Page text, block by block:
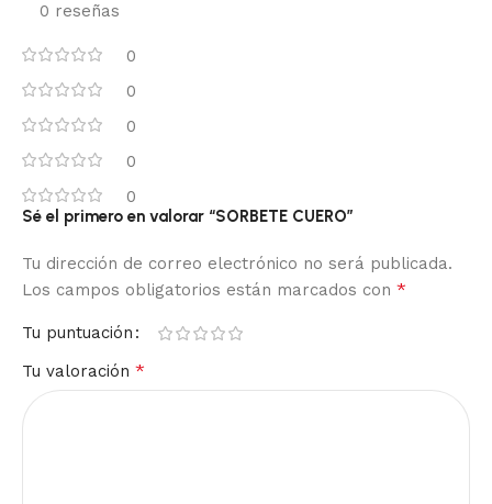
0 reseñas
0
0
0
0
0
Sé el primero en valorar “SORBETE CUERO”
Tu dirección de correo electrónico no será publicada.
Los campos obligatorios están marcados con *
Tu puntuación
Tu valoración *